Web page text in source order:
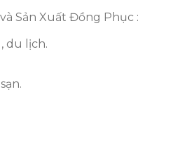
Sản Xuất Đồng Phục :
du lịch.